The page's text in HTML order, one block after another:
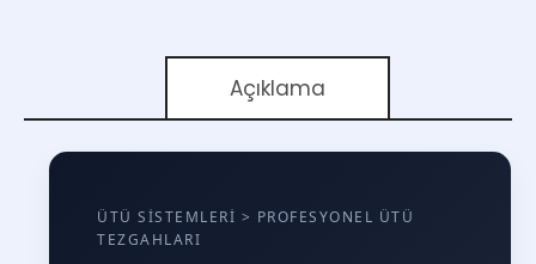
Açıklama
ÜTÜ SISTEMLERI > PROFESYONEL ÜTÜ
TEZGAHLARI